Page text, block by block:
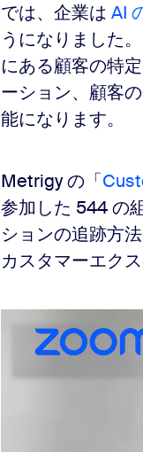
では、企業は AI
うになりました
にある顧客の特
ーション、顧客
能になります。
Metrigy の「
参加した 544 の
ションの追跡方
カスタマーエク